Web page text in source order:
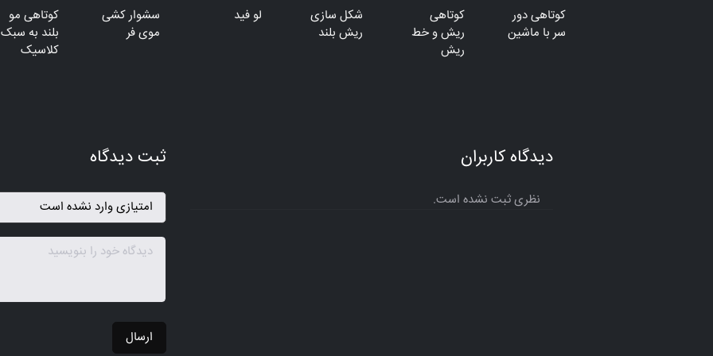
کوتاهی دور
سر با ماشین
کوتاهی
ریش و خط
ریش
شکل سازی
ریش بلند
لو فید
سشوار کشی
موی فر
کوتاهی مو
بلند به سبک
کلاسیک
دیدگاه کاربران
نظری ثبت نشده است.
ثبت دیدگاه
ارسال